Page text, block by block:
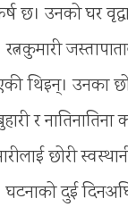
छ। उनको घर
रत्नकुमारी
थिइन्। उनका
र नातिनातिना
छोरी
दुई